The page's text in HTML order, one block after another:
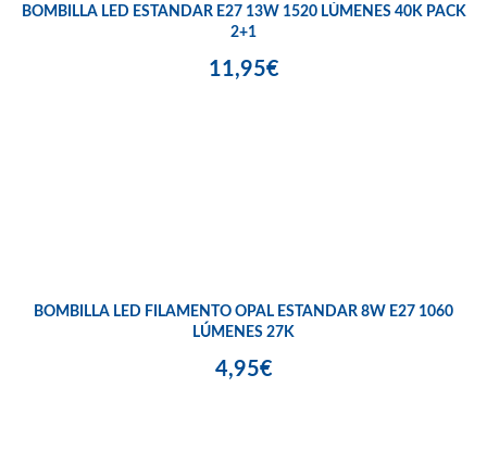
BOMBILLA LED ESTANDAR E27 13W 1520 LÚMENES 40K PACK
2+1
11,95€
BOMBILLA LED FILAMENTO OPAL ESTANDAR 8W E27 1060
LÚMENES 27K
4,95€